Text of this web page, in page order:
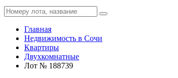
Главная
Недвижимость в Сочи
Квартиры
Двухкомнатные
Лот № 188739